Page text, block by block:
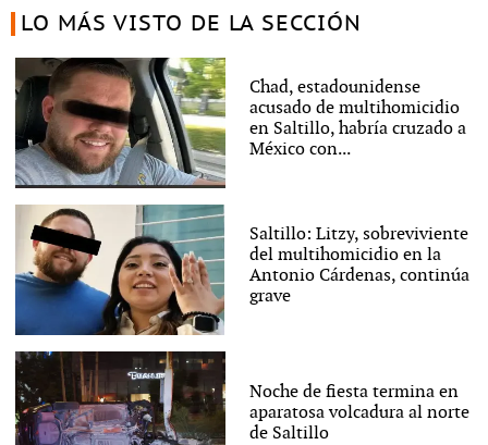
LO MÁS VISTO DE LA SECCIÓN
Chad, estadounidense
acusado de multihomicidio
en Saltillo, habría cruzado a
México con...
Saltillo: Litzy, sobreviviente
del multihomicidio en la
Antonio Cárdenas, continúa
grave
Noche de fiesta termina en
aparatosa volcadura al norte
de Saltillo